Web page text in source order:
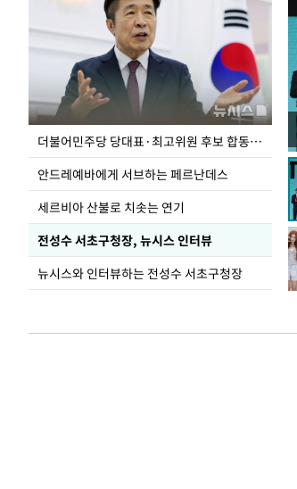
더불어민주당 당대표·최고위원 후보 합동연설회
안드레예바에게 서브하는 페르난데스
세르비아 산불로 치솟는 연기
전성수 서초구청장, 뉴시스 인터뷰
뉴시스와 인터뷰하는 전성수 서초구청장